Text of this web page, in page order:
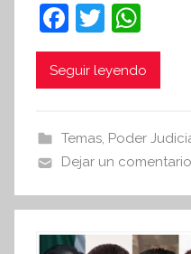
F
a
c
b
o
o
k
T
w
itt
h
at
A
p
p
Seguir leyendo
Temas, Poder
Dejar un comentario